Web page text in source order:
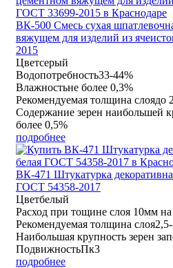
ВК-500 Смесь сухая
вяжущем для изделий из
2015
Цветсерый
Водопотребность33-44%
Влажностьне более 0,3%
Рекомендуемая толщина слоядо
Содержание зерен наибольшей
более 0,5%
подробнее
ВК-471 Штукатурка
ГОСТ 54358-2017
Цветбелый
Расход при тощине слоя 10мм
Рекомендуемая толщина слоя
Наибольшая крупность зерен
ПодвижностьПк3
подробнее